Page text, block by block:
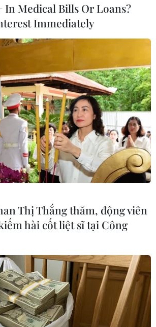
(TTXVN/Vietnam+)
In Medical Bills Or Loans?
Immediately
Thị Thắng thăm, động viên
hài cốt liệt sĩ tại Công